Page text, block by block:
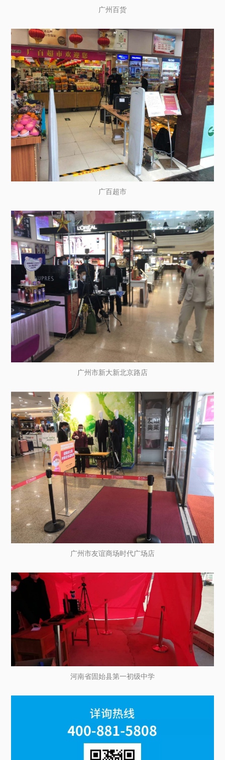
广州百货
广百超市
广州市新大新北京路店
广州市友谊商场时代广场店
河南省固始县第一初级中学